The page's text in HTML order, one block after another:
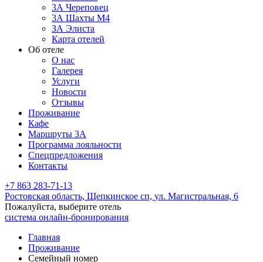
3А Череповец
3А Шахты М4
ЗА Элиста
Карта отелей
Об отеле
О нас
Галерея
Услуги
Новости
Отзывы
Проживание
Кафе
Маршруты 3А
Программа лояльности
Спецпредложения
Контакты
+7 863 283-71-13
Ростовская область, Щепкинское сп, ул. Магистральная, 6
Пожалуйста, выберите отель
система онлайн-бронирования
Главная
Проживание
Семейный номер